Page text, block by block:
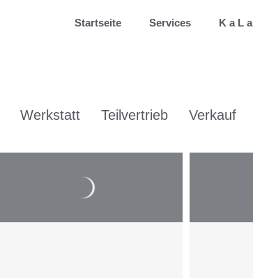
Startseite Services K a L a
Werkstatt Teilvertrieb Verkauf